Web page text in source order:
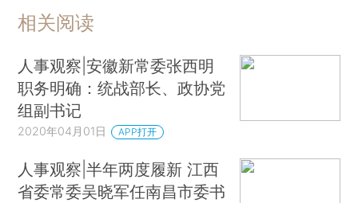
相关阅读
人事观察|安徽新常委张西明
职务明确：统战部长、政协党
组副书记
2020年04月01日 APP打开
人事观察|半年两度履新 江西
省委常委吴晓军任南昌市委书